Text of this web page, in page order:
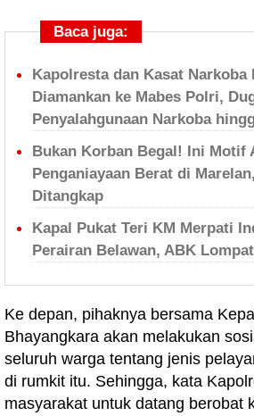
Baca juga:
Kapolresta dan Kasat Narkoba
Diamankan ke Mabes Polri,
Penyalahgunaan Narkoba
Bukan Korban Begal! Ini Motif
Penganiayaan Berat di
Ditangkap
Kapal Pukat Teri KM Merpati
Perairan Belawan, ABK
Ke depan, pihaknya bersama
Bhayangkara akan melakukan
seluruh warga tentang jenis
di rumkit itu. Sehingga, kata
masyarakat untuk datang berobat